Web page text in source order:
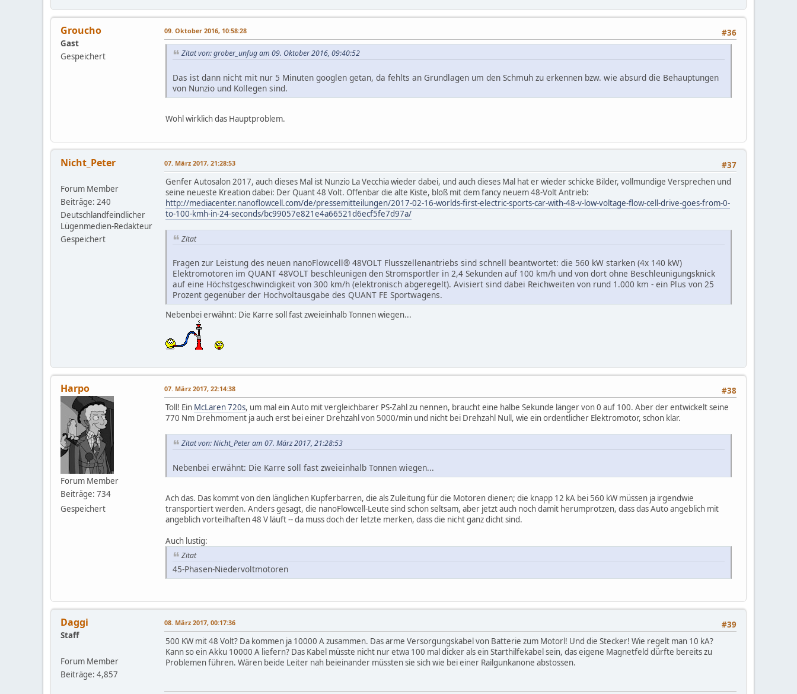
Groucho
Gast
Gespeichert
#36
09. Oktober 2016, 10:58:28
Zitat von: grober_unfug am 09. Oktober 2016, 09:40:52
Das ist dann nicht mit nur 5 Minuten googlen getan, da fehlts an Grundlagen um den Schmuh zu erkennen bzw. wie absurd die Behauptungen
von Nunzio und Kollegen sind.
Wohl wirklich das Hauptproblem.
Nicht_Peter
Forum Member
Beiträge: 240
Deutschlandfeindlicher
Lügenmedien-Redakteur
Gespeichert
#37
07. März 2017, 21:28:53
Genfer Autosalon 2017, auch dieses Mal ist Nunzio La Vecchia wieder dabei, und auch dieses Mal hat er wieder schicke Bilder, vollmundige Versprechen und
seine neueste Kreation dabei: Der Quant 48 Volt. Offenbar die alte Kiste, bloß mit dem fancy neuem 48-Volt Antrieb:
http://mediacenter.nanoflowcell.com/de/pressemitteilungen/2017-02-16-worlds-first-electric-sports-car-with-48-v-low-voltage-flow-cell-drive-goes-from-0-
to-100-kmh-in-24-seconds/bc99057e821e4a66521d6ecf5fe7d97a/
Zitat
Fragen zur Leistung des neuen nanoFlowcell® 48VOLT Flusszellenantriebs sind schnell beantwortet: die 560 kW starken (4x 140 kW)
Elektromotoren im QUANT 48VOLT beschleunigen den Stromsportler in 2,4 Sekunden auf 100 km/h und von dort ohne Beschleunigungsknick
auf eine Höchstgeschwindigkeit von 300 km/h (elektronisch abgeregelt). Avisiert sind dabei Reichweiten von rund 1.000 km - ein Plus von 25
Prozent gegenüber der Hochvoltausgabe des QUANT FE Sportwagens.
Nebenbei erwähnt: Die Karre soll fast zweieinhalb Tonnen wiegen...
Harpo
Forum Member
Beiträge: 734
Gespeichert
#38
07. März 2017, 22:14:38
Toll! Ein McLaren 720s, um mal ein Auto mit vergleichbarer PS-Zahl zu nennen, braucht eine halbe Sekunde länger von 0 auf 100. Aber der entwickelt seine
770 Nm Drehmoment ja auch erst bei einer Drehzahl von 5000/min und nicht bei Drehzahl Null, wie ein ordentlicher Elektromotor, schon klar.
Zitat von: Nicht_Peter am 07. März 2017, 21:28:53
Nebenbei erwähnt: Die Karre soll fast zweieinhalb Tonnen wiegen...
Ach das. Das kommt von den länglichen Kupferbarren, die als Zuleitung für die Motoren dienen; die knapp 12 kA bei 560 kW müssen ja irgendwie
transportiert werden. Anders gesagt, die nanoFlowcell-Leute sind schon seltsam, aber jetzt auch noch damit herumprotzen, dass das Auto angeblich mit
angeblich vorteilhaften 48 V läuft -- da muss doch der letzte merken, dass die nicht ganz dicht sind.
Auch lustig:
Zitat
45-Phasen-Niedervoltmotoren
Daggi
Staff
Forum Member
Beiträge: 4,857
#39
08. März 2017, 00:17:36
500 KW mit 48 Volt? Da kommen ja 10000 A zusammen. Das arme Versorgungskabel von Batterie zum Motorl! Und die Stecker! Wie regelt man 10 kA?
Kann so ein Akku 10000 A liefern? Das Kabel müsste nicht nur etwa 100 mal dicker als ein Starthilfekabel sein, das eigene Magnetfeld dürfte bereits zu
Problemen führen. Wären beide Leiter nah beieinander müssten sie sich wie bei einer Railgunkanone abstossen.